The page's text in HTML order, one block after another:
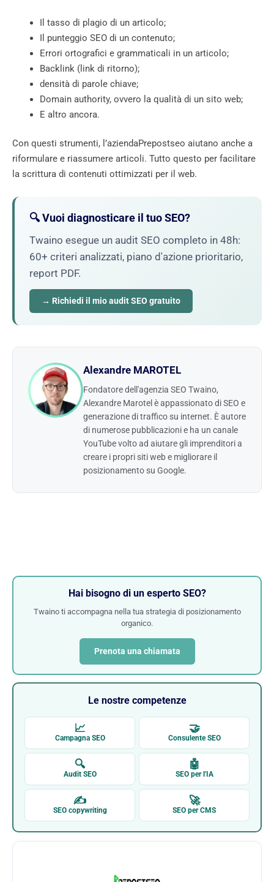
Il tasso di plagio di un articolo;
Il punteggio SEO di un contenuto;
Errori ortografici e grammaticali in un articolo;
Backlink (link di ritorno);
densità di parole chiave;
Domain authority, ovvero la qualità di un sito web;
E altro ancora.
Con questi strumenti, l’aziendaPrepostseo aiutano anche a
riformulare e riassumere articoli. Tutto questo per facilitare
la scrittura di contenuti ottimizzati per il web.
🔍 Vuoi diagnosticare il tuo SEO?
Twaino esegue un audit SEO completo in 48h:
60+ criteri analizzati, piano d'azione prioritario,
report PDF.
→ Richiedi il mio audit SEO gratuito
Alexandre MAROTEL
Fondatore dell'agenzia SEO Twaino,
Alexandre Marotel è appassionato di SEO e
generazione di traffico su internet. È autore
di numerose pubblicazioni e ha un canale
YouTube volto ad aiutare gli imprenditori a
creare i propri siti web e migliorare il
posizionamento su Google.
Hai bisogno di un esperto SEO?
Twaino ti accompagna nella tua strategia di posizionamento
organico.
Prenota una chiamata
Le nostre competenze
📈
Campagna SEO
🤝
Consulente SEO
🔍
Audit SEO
🤖
SEO per l'IA
✍
SEO copywriting
🚀
SEO per CMS